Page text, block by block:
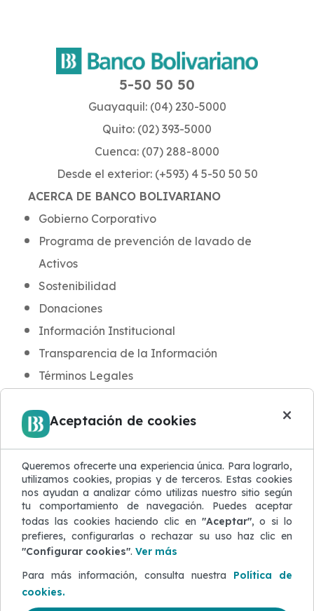
Aceptación de cookies ×
Queremos ofrecerte una experiencia única. Para lograrlo,
utilizamos cookies, propias y de terceros. Estas cookies
nos ayudan a analizar cómo utilizas nuestro sitio según
tu comportamiento de navegación. Puedes aceptar
todas las cookies haciendo clic en "Aceptar", o si lo
prefieres, configurarlas o rechazar su uso haz clic en
"Configurar cookies". Ver más
Para más información, consulta nuestra Política de
cookies.
ACERCA DE BANCO BOLIVARIANO
Gobierno Corporativo
Programa de prevención de lavado de
Activos
Sostenibilidad
Donaciones
Información Institucional
Transparencia de la Información
Términos Legales
Noticias y Novedades
Aula BB
Blog de Seguridad
Protección de Datos
Atención al Cliente
Quejas y Reclamaciones
Defensor del Cliente
ACERCA DEL SITIO WEB
Mapa del sitio
5-50 50 50
Guayaquil: (04) 230-5000
Quito: (02) 393-5000
Cuenca: (07) 288-8000
Desde el exterior: (+593) 4 5-50 50 50